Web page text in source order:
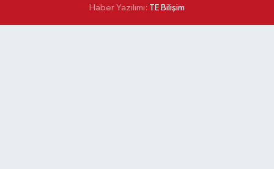
Haber Yazılımı: TE Bilişim